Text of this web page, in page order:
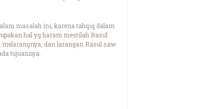
masalah ini, karena tahqiq dalam
hal yg haram mestilah Rasul
dan larangan Rasul saw
tujuannya.